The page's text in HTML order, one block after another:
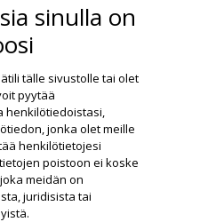
sinulla on
tälle sivustolle tai olet
pyytää
henkilötiedoistasi,
jonka olet meille
henkilötietojesi
poistoon ei koske
meidän on
juridisista tai